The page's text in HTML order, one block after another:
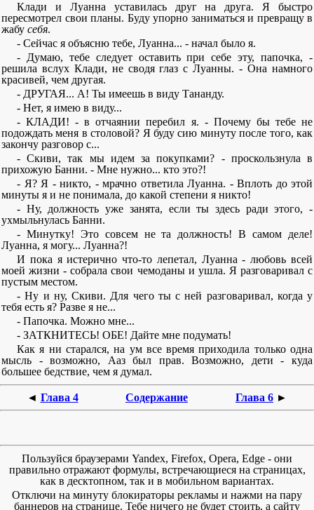
Клади и Луанна уставилась друг на друга. Я быстро
пересмотрел свои планы. Буду упорно заниматься и превращу в
жабу себя.
- Сейчас я объясню тебе, Луанна... - начал было я.
- Думаю, тебе следует оставить при себе эту, папочка, -
решила вслух Клади, не сводя глаз с Луанны. - Она намного
красивей, чем другая.
- ДРУГАЯ... А! Ты имеешь в виду Тананду.
- Нет, я имею в виду...
- КЛАДИ! - в отчаянии перебил я. - Почему бы тебе не
подождать меня в столовой? Я буду сию минуту после того, как
закончу разговор с...
- Скиви, так мы идем за покупками? - проскользнула в
прихожую Банни. - Мне нужно... кто это?!
- Я? Я - никто, - мрачно ответила Луанна. - Вплоть до этой
минуты я и не понимала, до какой степени я никто!
- Ну, должность уже занята, если ты здесь ради этого, -
ухмыльнулась Банни.
- Минутку! Это совсем не та должность! В самом деле!
Луанна, я могу... Луанна?!
И пока я истерично что-то лепетал, Луанна - любовь всей
моей жизни - собрала свои чемоданы и ушла. Я разговаривал с
пустым местом.
- Ну и ну, Скиви. Для чего ты с ней разговаривал, когда у
тебя есть я? Разве я не...
- Папочка. Можно мне...
- ЗАТКНИТЕСЬ! ОБЕ! Дайте мне подумать!
Как я ни старался, на ум все время приходила только одна
мысль - возможно, Ааз был прав. Возможно, дети - куда
большее бедствие, чем я думал.
◄ Глава 4 Содержание Глава 6 ►
Пользуйся браузерами Yandex, Firefox, Opera, Edge - они
правильно отражают формулы, встречающиеся на страницах,
как в десктопном, так и в мобильном вариантах.
Отключи на минуту блокираторы рекламы и нажми на пару
баннеров на странице. Тебе ничего не будет стоить, а сайту